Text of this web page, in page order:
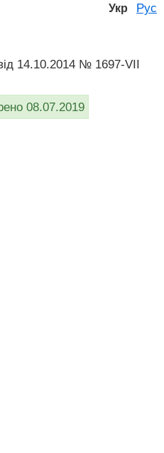
Укр Рус
14.10.2014 № 1697-VII
08.07.2019